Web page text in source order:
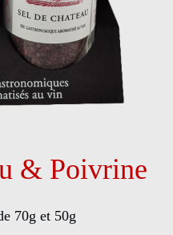
& Poivrine
70g et 50g